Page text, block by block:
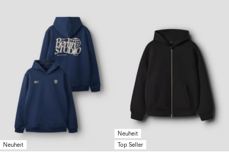
Neuheit
Neuheit
Top Seller